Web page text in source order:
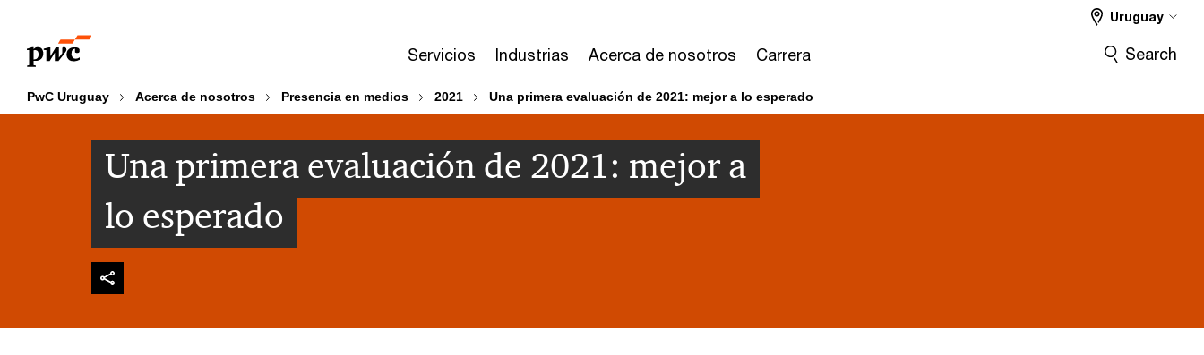
content
footer
Servicios Industrias Acerca de nosotros Carrera
Uruguay
Search
PwC Uruguay Acerca de nosotros Presencia en medios 2021 Una primera evaluación de 2021: mejor a lo esperado
Una primera evaluación de 2021: mejor a
lo esperado